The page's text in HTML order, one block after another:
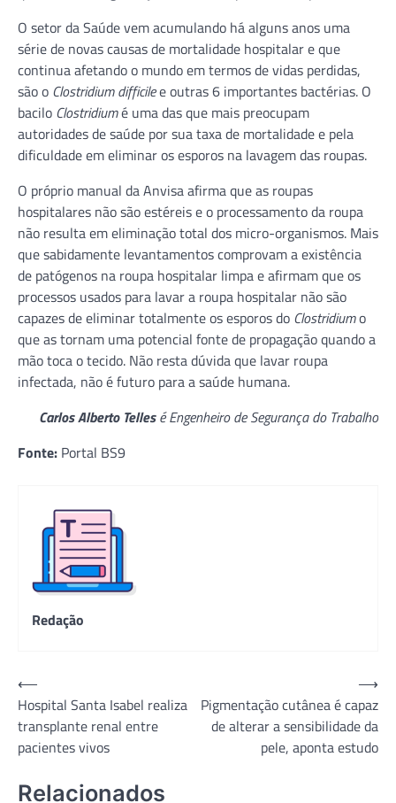
O setor da Saúde vem acumulando há alguns anos uma
série de novas causas de mortalidade hospitalar e que
continua afetando o mundo em termos de vidas perdidas,
são o Clostridium difficilee outras 6 importantes bactérias. O
bacilo Clostridiumé uma das que mais preocupam
autoridades de saúde por sua taxa de mortalidade e pela
dificuldade em eliminar os esporos na lavagem das roupas.
O próprio manual da Anvisa afirma que as roupas
hospitalares não são estéreis e o processamento da roupa
não resulta em eliminação total dos micro-organismos. Mais
que sabidamente levantamentos comprovam a existência
de patógenos na roupa hospitalar limpa e afirmam que os
processos usados para lavar a roupa hospitalar não são
capazes de eliminar totalmente os esporos do Clostridiumo
que as tornam uma potencial fonte de propagação quando a
mão toca o tecido. Não resta dúvida que lavar roupa
infectada, não é futuro para a saúde humana.
Carlos Alberto Tellesé Engenheiro de Segurança do Trabalho
Fonte: Portal BS9
Redação
Navegação
de
Post
⟵
Hospital Santa Isabel realiza
transplante renal entre
pacientes vivos
Pigmentação cutânea é capaz
de alterar a sensibilidade da
pele, aponta estudo
⟶
Relacionados